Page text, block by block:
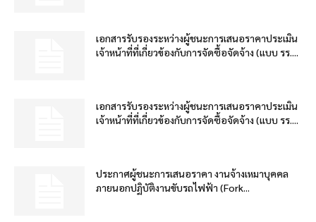
เอกสารรับรองระหว่างผู้ชนะการเสนอราคาประเมิน
เจ้าหน้าที่ที่เกี่ยวข้องกับการจัดซื้อจัดจ้าง (แบบ รร....
เอกสารรับรองระหว่างผู้ชนะการเสนอราคาประเมิน
เจ้าหน้าที่ที่เกี่ยวข้องกับการจัดซื้อจัดจ้าง (แบบ รร....
ประกาศผู้ชนะการเสนอราคา งานจ้างเหมาบุคคล
ภายนอกปฏิบัติงานขับรถไฟฟ้า (Fork...